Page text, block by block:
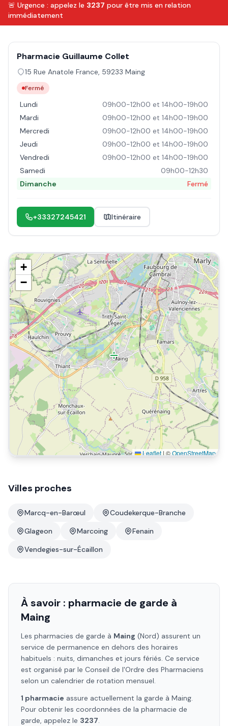
🚨 Urgence : appelez le 3237 pour être mis en relation
immédiatement
Pharmacie Guillaume Collet
15 Rue Anatole France, 59233 Maing
Fermé
Lundi
09h00-12h00 et 14h00-19h00
Mardi
09h00-12h00 et 14h00-19h00
Mercredi
09h00-12h00 et 14h00-19h00
Jeudi
09h00-12h00 et 14h00-19h00
Vendredi
09h00-12h00 et 14h00-19h00
Samedi
09h00-12h30
Dimanche
Fermé
+33327245421 Itinéraire
+
−
Leaflet | ©OpenStreetMap
Villes proches
Marcq-en-Barœul
Coudekerque-Branche
Glageon
Marcoing
Fenain
Vendegies-sur-Écaillon
À savoir : pharmacie de garde à
Maing
Les pharmacies de garde à Maing (Nord) assurent un
service de permanence en dehors des horaires
habituels : nuits, dimanches et jours fériés. Ce service
est organisé par le Conseil de l'Ordre des Pharmaciens
selon un calendrier de rotation mensuel.
1 pharmacie assure actuellement la garde à Maing.
Pour obtenir les coordonnées de la pharmacie de
garde, appelez le 3237.